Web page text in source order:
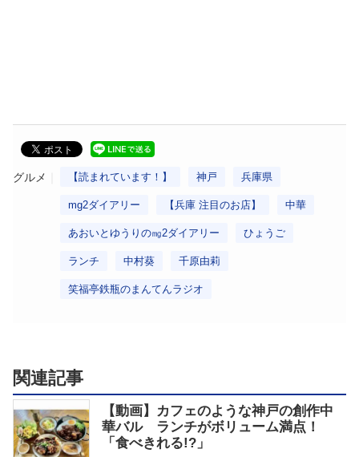
グルメ 【読まれています！】 神戸 兵庫県
mg2ダイアリー 【兵庫 注目のお店】 中華
あおいとゆうりの㎎2ダイアリー ひょうご
ランチ 中村葵 千原由莉
笑福亭鉄瓶のまんてんラジオ
関連記事
【動画】カフェのような神戸の創作中
華バル ランチがボリューム満点！
「食べきれる!?」